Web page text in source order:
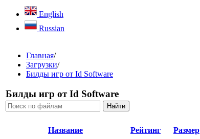
English
Russian
Главная/
Загрузки/
Билды игр от Id Software
Билды игр от Id Software
Название Рейтинг Размер